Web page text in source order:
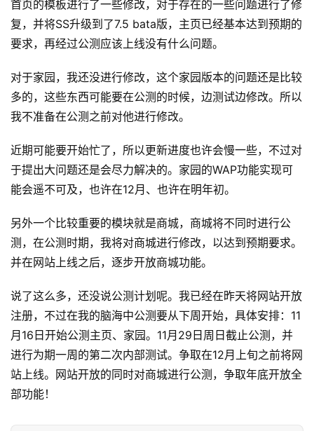
首页的模板进行了一些修改，对于存在的一些问题进行了修
复，并将SS升级到了7.5 bata版，主页已经基本达到预期的
要求，再经过公测应该上线没有什么问题。
对于家园，我还没进行修改，这个家园版本的问题还是比较
多的，这些东西可能要在公测的时候，边测试边修改。所以
我不准备在公测之前对他进行修改。
近期可能要开始忙了，所以更新进度也许会慢一些，不过对
于提出大问题还是会尽力解决的。家园的WAP功能实现可
能会遥不可及，也许在12月、也许在明年初。
另外一个比较重要的模块就是商城，商城将不同时进行公
测，在公测时期，我将对商城进行修改，以达到预期要求。
并在网站上线之后，逐步开放商城功能。
说了这么多，还没说公测计划呢。我已经在昨天将网站开放
注册，不过在我的脑海中公测要从下周开始，具体安排：11
月16日开始公测主页、家园。11月29日周日截止公测，并
进行为期一周的第二次内部测试。争取在12月上旬之前将网
站上线。网站开放的同时对商城进行公测，争取年底开放全
部功能！